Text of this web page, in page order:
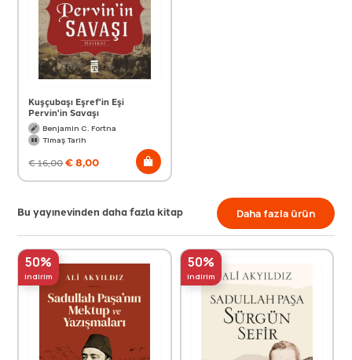
Kuşçubaşı Eşref'in Eşi
Pervin'in Savaşı
Benjamin C. Fortna
Timaş Tarih
€16,00€8,00
Bu yayınevinden daha fazla kitap Daha fazla ürün
50%
indirim
50%
indirim